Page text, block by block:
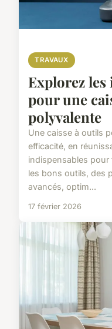
TRAVAUX
Explorez
pour une
polyvalente
Une caisse à outils
efficacité, en
indispensables
les bons outils, des
avancés, optim...
17 février 2026